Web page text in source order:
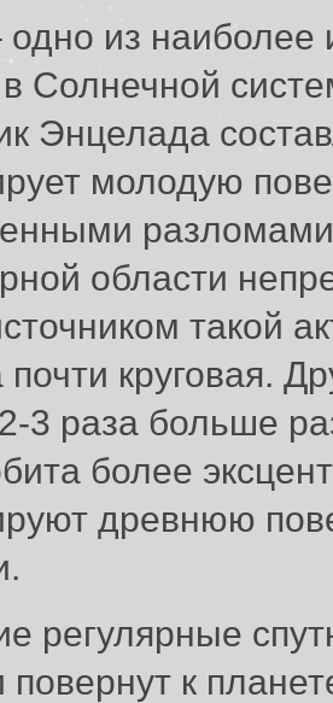
из наиболее
Солнечной
Энцелада
молодую
области
такой
почти круговая.
3 раза больше
более
древнюю
регулярные
повернут к